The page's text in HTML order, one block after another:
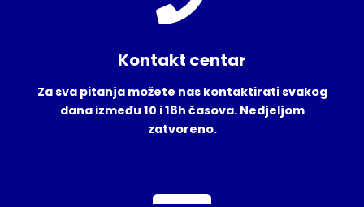
Kontakt centar
Za sva pitanja možete nas kontaktirati svakog
dana između 10 i 18h časova. Nedjeljom
zatvoreno.